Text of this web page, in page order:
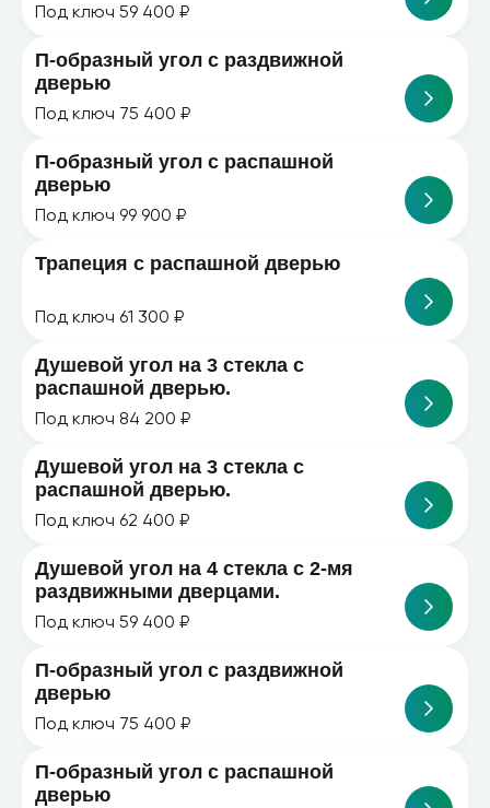
Под ключ 59 400 ₽
П-образный угол с раздвижной
дверью
Под ключ 75 400 ₽
П-образный угол с распашной
дверью
Под ключ 99 900 ₽
Трапеция с распашной дверью
Под ключ 61 300 ₽
Душевой угол на 3 стекла с
распашной дверью.
Под ключ 84 200 ₽
Душевой угол на 3 стекла с
распашной дверью.
Под ключ 62 400 ₽
Душевой угол на 4 стекла с 2-мя
раздвижными дверцами.
Под ключ 59 400 ₽
П-образный угол с раздвижной
дверью
Под ключ 75 400 ₽
П-образный угол с распашной
дверью